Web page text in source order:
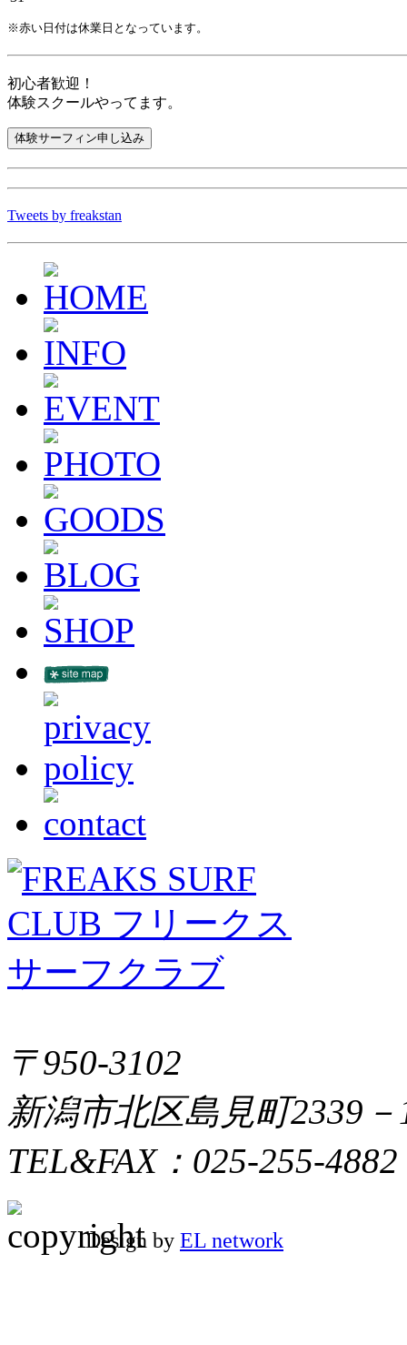
※赤い日付は休業日となっています。
初心者歓迎！
体験スクールやってます。
Tweets by freakstan
〒950-3102
新潟市北区島見町2339－
TEL&FAX：025-255-4882
Design by EL network